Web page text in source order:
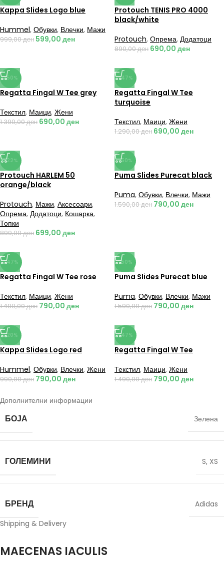
Kappa Slides Logo blue
Hummel, Обувки, Влечки, Мажи
999,00ден 599,00 ден
Protouch TENIS PRO 4000
black/white
Protouch, Опрема, Додатоци
890,00ден 690,00 ден
-50%
Regatta Fingal W Tee grey
Текстил, Маици, Жени
1.390,00ден 690,00 ден
-47%
Regatta Fingal W Tee
turquoise
Текстил, Маици, Жени
1.290,00ден 690,00 ден
-22%
Protouch HARLEM 50
orange/black
Protouch, Мажи, Аксесоари,
Опрема, Додатоци, Кошарка,
Топки
899,00ден 699,00 ден
-50%
Puma Slides Purecat black
Puma, Обувки, Влечки, Мажи
1.590,00ден 790,00 ден
-47%
Regatta Fingal W Tee rose
Текстил, Маици, Жени
1.490,00ден 790,00 ден
-50%
Puma Slides Purecat blue
Puma, Обувки, Влечки, Мажи
1.590,00ден 790,00 ден
-20%
Kappa Slides Logo red
Hummel, Обувки, Влечки, Жени
990,00ден 790,00 ден
-47%
Regatta Fingal W Tee
Текстил, Маици, Жени
1.490,00ден 790,00 ден
Дополнителни информации
БОЈА Зелена
ГОЛЕМИНИ S, XS
БРЕНД
Adidas
Shipping & Delivery
MAECENAS IACULIS